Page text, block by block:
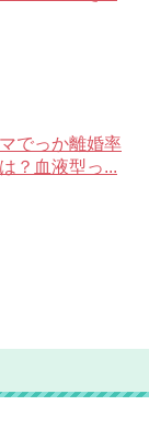
でっか離婚率
？血液型っ...